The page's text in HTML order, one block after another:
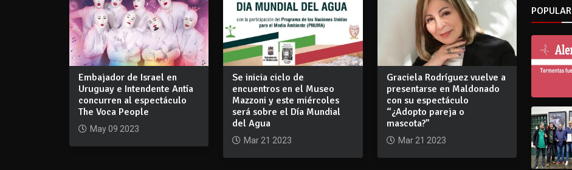
Embajador de Israel en
Uruguay e Intendente Antía
concurren al espectáculo
The Voca People
May 09 2023
Se inicia ciclo de
encuentros en el Museo
Mazzoni y este miércoles
será sobre el Día Mundial
del Agua
Mar 21 2023
Graciela Rodríguez vuelve a
presentarse en Maldonado
con su espectáculo
“¿Adopto pareja o
mascota?”
Mar 21 2023
POPULAR